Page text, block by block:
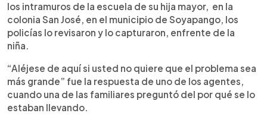
los intramuros de la escuela de su hija mayor, en la
colonia San José, en el municipio de Soyapango, los
policías lo revisaron y lo capturaron, enfrente de la
niña.
“Aléjese de aquí si usted no quiere que el problema sea
más grande” fue la respuesta de uno de los agentes,
cuando una de las familiares preguntó del por qué se lo
estaban llevando.